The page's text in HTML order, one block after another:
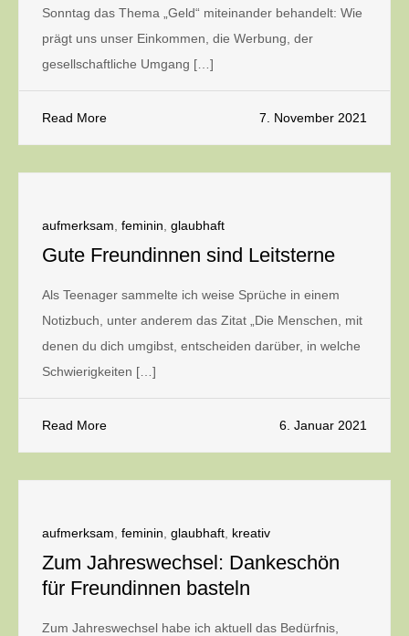
Sonntag das Thema „Geld“ miteinander behandelt: Wie
prägt uns unser Einkommen, die Werbung, der
gesellschaftliche Umgang […]
Read More 7. November 2021
aufmerksam feminin glaubhaft
Gute Freundinnen sind Leitsterne
Als Teenager sammelte ich weise Sprüche in einem
Notizbuch, unter anderem das Zitat „Die Menschen, mit
denen du dich umgibst, entscheiden darüber, in welche
Schwierigkeiten […]
Read More 6. Januar 2021
aufmerksam feminin glaubhaft kreativ
Zum Jahreswechsel: Dankeschön
für Freundinnen basteln
Zum Jahreswechsel habe ich aktuell das Bedürfnis,